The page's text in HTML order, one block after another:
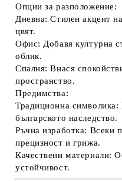
Опции за разположение:
Дневна: Стилен акцент
цвят.
Офис: Добавя културна
облик.
Спалня: Внася
пространство.
Предимства:
Традиционна символика:
българското наследство.
Ръчна изработка: Всеки
прецизност и грижа.
Качествени материали:
устойчивост.